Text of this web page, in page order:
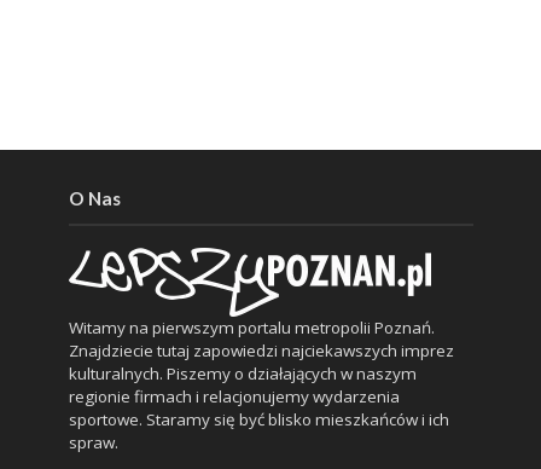
O Nas
Witamy na pierwszym portalu metropolii Poznań.
Znajdziecie tutaj zapowiedzi najciekawszych imprez
kulturalnych. Piszemy o działających w naszym
regionie firmach i relacjonujemy wydarzenia
sportowe. Staramy się być blisko mieszkańców i ich
spraw.